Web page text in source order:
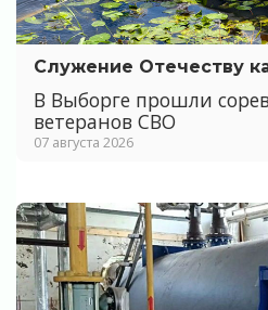
Служение Отечеству
В Выборге прошли
ветеранов СВО
07 августа 2026